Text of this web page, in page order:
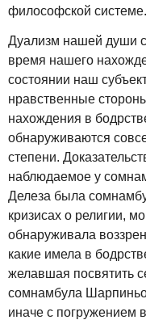
философской системе.
Дуализм нашей души
время нашего
состоянии наш
нравственные
нахождения в
обнаруживаются
степени.
наблюдаемое у
Делеза была
кризисах о религии,
обнаруживала
какие имела в
желавшая посвятить
сомнамбула
иначе с погружением